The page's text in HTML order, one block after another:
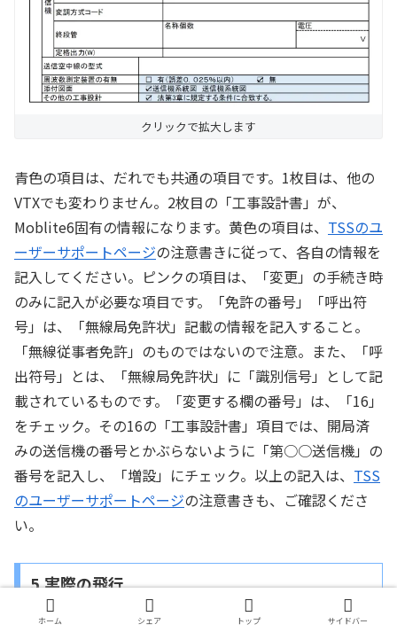
クリックで拡大します
青色の項目は、だれでも共通の項目です。1枚目は、他の
VTXでも変わりません。2枚目の「工事設計書」が、
Moblite6固有の情報になります。黄色の項目は、 TSSのユ
ーザーサポートページの注意書きに従って、各自の情報を
記入してください。ピンクの項目は、「変更」の手続き時
のみに記入が必要な項目です。「免許の番号」「呼出符
号」は、「無線局免許状」記載の情報を記入すること。
「無線従事者免許」のものではないので注意。また、「呼
出符号」とは、「無線局免許状」に「識別信号」として記
載されているものです。「変更する欄の番号」は、「16」
をチェック。その16の「工事設計書」項目では、開局済
みの送信機の番号とかぶらないように「第○○送信機」の
番号を記入し、「増設」にチェック。以上の記入は、 TSS
のユーザーサポートページの注意書きも、ご確認くださ
い。
5.実際の飛行
ホーム シェア トップ サイドバー